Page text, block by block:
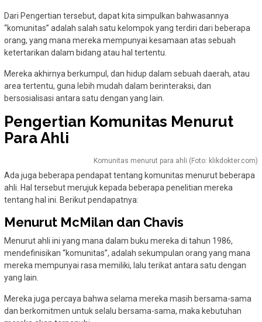
Dari Pengertian tersebut, dapat kita simpulkan bahwasannya
“komunitas” adalah salah satu kelompok yang terdiri dari beberapa
orang, yang mana mereka mempunyai kesamaan atas sebuah
ketertarikan dalam bidang atau hal tertentu.
Mereka akhirnya berkumpul, dan hidup dalam sebuah daerah, atau
area tertentu, guna lebih mudah dalam berinteraksi, dan
bersosialisasi antara satu dengan yang lain.
Pengertian Komunitas Menurut
Para Ahli
Komunitas menurut para ahli (Foto: klikdokter.com)
Ada juga beberapa pendapat tentang komunitas menurut beberapa
ahli. Hal tersebut merujuk kepada beberapa penelitian mereka
tentang hal ini. Berikut pendapatnya:
Menurut McMilan dan Chavis
Menurut ahli ini yang mana dalam buku mereka di tahun 1986,
mendefinisikan “komunitas”, adalah sekumpulan orang yang mana
mereka mempunyai rasa memiliki, lalu terikat antara satu dengan
yang lain.
Mereka juga percaya bahwa selama mereka masih bersama-sama
dan berkomitmen untuk selalu bersama-sama, maka kebutuhan